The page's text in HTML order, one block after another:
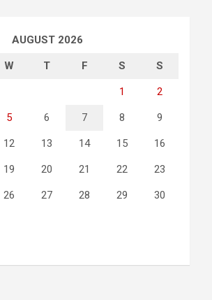
AUGUST 2026
W T F S S
1 2
5 6 7 8 9
12 13 14 15 16
19 20 21 22 23
26 27 28 29 30